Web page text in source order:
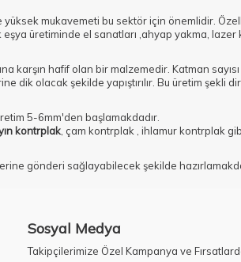
mukavemeti bu sektör için önemlidir.
eşya üretiminde el sanatları ,ahyap yakma,
karşın hafif olan bir malzemedir. Katman
olacak şekilde yapıştırılır. Bu üretim şekli
5-6mm'den başlamakdadır.
kontrplak , çam kontrplak , ihlamur kontrplak
gönderi sağlayabilecek şekilde
Sosyal Medya
Takipçilerimize Özel Kampanya ve